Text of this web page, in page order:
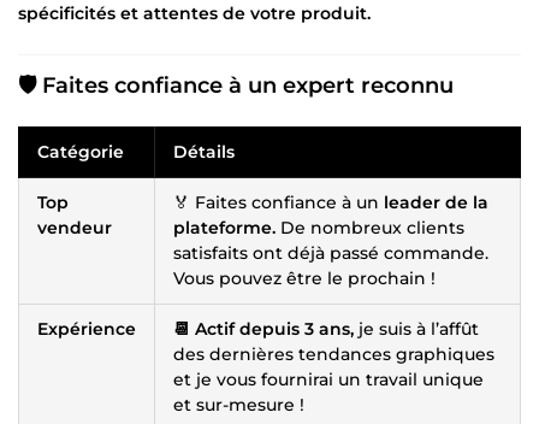
spécificités et attentes de votre produit.
🛡️ Faites confiance à un expert reconnu
Catégorie Détails
Top
vendeur
🏅 Faites confiance à un leader de la
plateforme. De nombreux clients
satisfaits ont déjà passé commande.
Vous pouvez être le prochain !
Expérience 📆 Actif depuis 3 ans, je suis à l’affût
des dernières tendances graphiques
et je vous fournirai un travail unique
et sur-mesure !